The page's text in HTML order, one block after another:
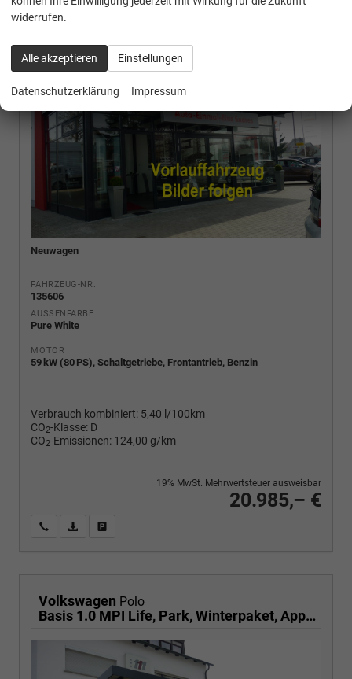
Neuwagen
FAHRZEUG-NR.
135606
AUSSENFARBE
Pure White
MOTOR
59 kW (80 PS), Schaltgetriebe, Frontantrieb, Benzin
Verbrauch kombiniert: 5,40 l/100km
CO2-Klasse: D
CO2-Emissionen: 124,00 g/km
20.985,– €
19% MwSt. Mehrwertsteuer ausweisbar
Wir rufen Sie anPDF-Fahrzeugexposé drucken
Volkswagen Polo
Basis 1.0 MPI Life, Park, Winterpaket, App-Connect, sofort
widerrufen.
Alle akzeptieren Einstellungen
Datenschutzerklärung Impressum